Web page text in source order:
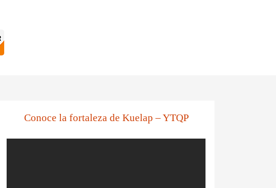
Conoce la fortaleza de Kuelap – YTQP